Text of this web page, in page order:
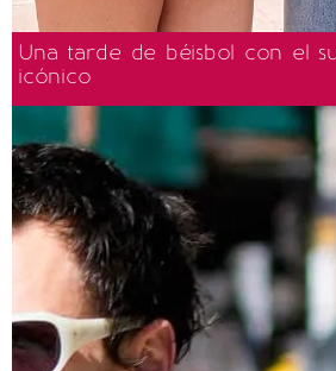
Una tarde de béisbol con el
icónico